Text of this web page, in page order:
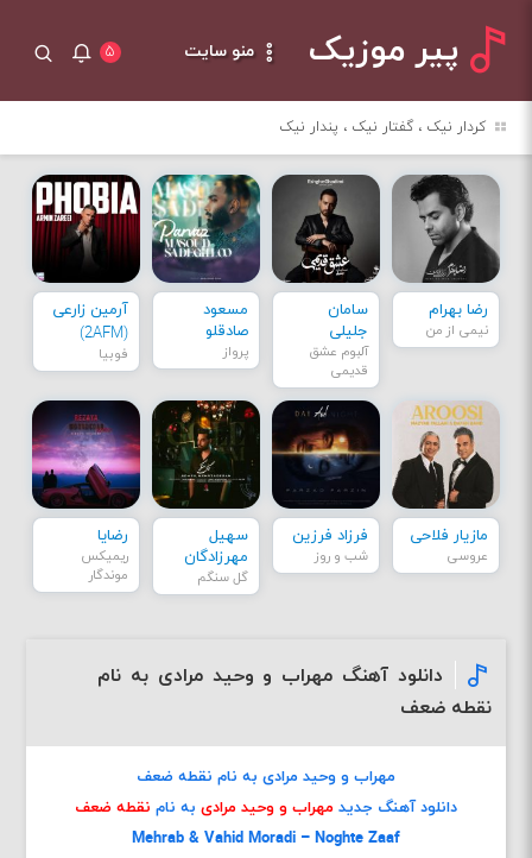
پیر موزیک منو سایت ۵
کردار نیک ، گفتار نیک ، پندار نیک
رضا بهرام
نیمی از من
سامان
جلیلی
آلبوم عشق
قدیمی
مسعود
صادقلو
پرواز
آرمین زارعی
(2AFM)
فوبیا
مازیار فلاحی
عروسی
فرزاد فرزین
شب و روز
سهیل
مهرزادگان
گل سنگم
رضایا
ریمیکس
موندگار
دانلود آهنگ مهراب و وحید مرادی به نام
نقطه ضعف
مهراب و وحید مرادی به نام نقطه ضعف
دانلود آهنگ جدید مهراب و وحید مرادی به نام نقطه ضعف
Mehrab & Vahid Moradi – Noghte Zaaf